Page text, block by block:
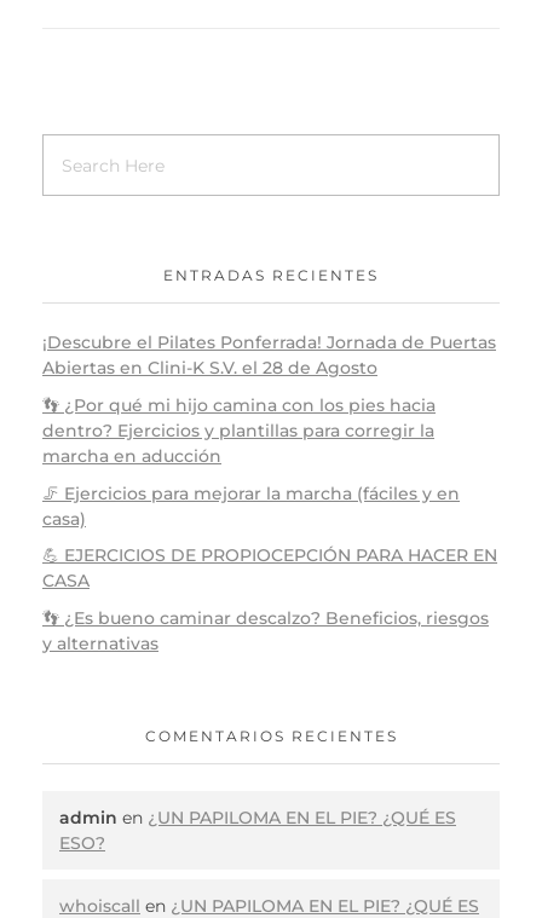
ENTRADAS RECIENTES
¡Descubre el Pilates Ponferrada! Jornada de Puertas
Abiertas en Clini-K S.V. el 28 de Agosto
👣 ¿Por qué mi hijo camina con los pies hacia
dentro? Ejercicios y plantillas para corregir la
marcha en aducción
🦵 Ejercicios para mejorar la marcha (fáciles y en
casa)
💪 EJERCICIOS DE PROPIOCEPCIÓN PARA HACER EN
CASA
👣 ¿Es bueno caminar descalzo? Beneficios, riesgos
y alternativas
COMENTARIOS RECIENTES
admin en ¿UN PAPILOMA EN EL PIE? ¿QUÉ ES
ESO?
whoiscall en ¿UN PAPILOMA EN EL PIE? ¿QUÉ ES